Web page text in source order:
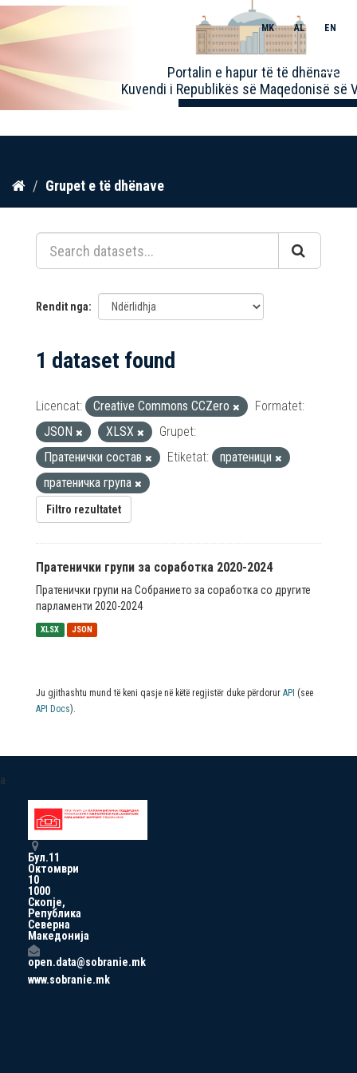
Kalo
përmbajtja
Portalin e hapur të të dhënave
Kuvendi i Republikës së Maqedonisë së
MK AL EN
Toggle
Grupet e të dhënave
Rendit nga
1 dataset found
Licencat: Creative Commons CCZero
Formatet:
JSON
XLSX
Grupet:
Пратенички состав
Etiketat:
пратеници
пратеничка група
Filtro rezultatet
Пратенички групи за соработка 2020-2024
Пратенички групи на Собранието за соработка со другите
парламенти 2020-2024
XLSX JSON
Ju gjithashtu mund të keni qasje në këtë regjistër duke përdorur API (see
API Docs).
a
Бул.11
Октомври
10
1000
Скопје,
Република
Северна
Македонија
open.data@sobranie.mk
www.sobranie.mk